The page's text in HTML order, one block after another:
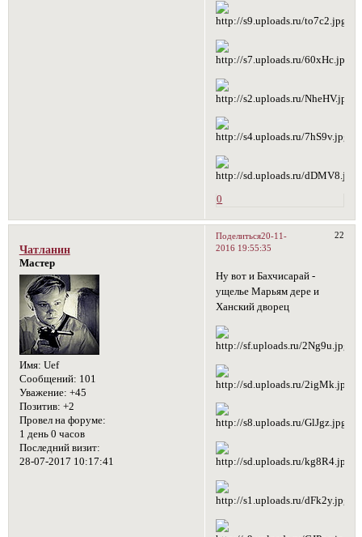
0
Поделиться 22
20-11-
2016 19:55:35
Чатланин
Мастер
Имя: Uef
Сообщений: 101
Уважение: +45
Позитив: +2
Провел на форуме:
1 день 0 часов
Последний визит:
28-07-2017 10:17:41
Ну вот и Бахчисарай -
ущелье Марьям дере и
Ханский дворец